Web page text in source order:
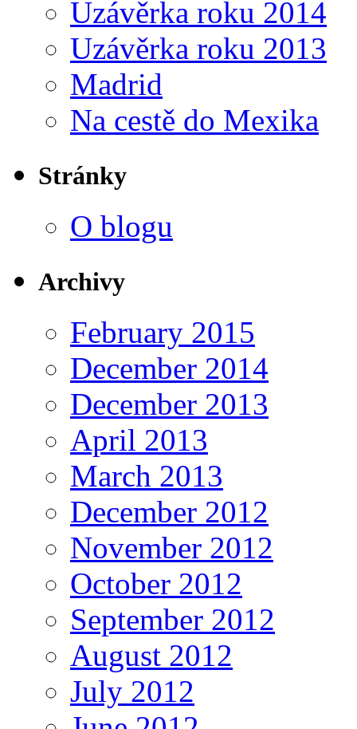
Uzávěrka roku 2014
Uzávěrka roku 2013
Madrid
Na cestě do Mexika
Stránky
O blogu
Archivy
February 2015
December 2014
December 2013
April 2013
March 2013
December 2012
November 2012
October 2012
September 2012
August 2012
July 2012